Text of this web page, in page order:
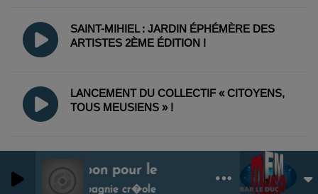
C'est bon pour le
La compagnie cr�ole
SAINT-MIHIEL : JARDIN ÉPHÉMÈRE DES
ARTISTES 2ÈME ÉDITION !
LANCEMENT DU COLLECTIF « CITOYENS,
TOUS MEUSIENS » !